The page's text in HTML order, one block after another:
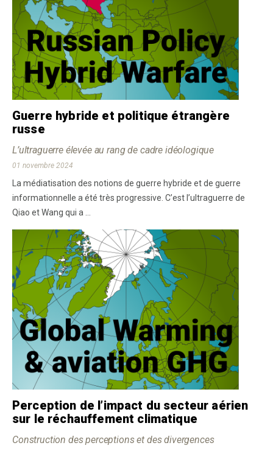
Guerre hybride et politique étrangère
russe
L’ultraguerre élevée au rang de cadre idéologique
01 novembre 2024
La médiatisation des notions de guerre hybride et de guerre
informationnelle a été très progressive. C’est l’ultraguerre de
Qiao et Wang qui a ...
Perception de l’impact du secteur aérien
sur le réchauffement climatique
Construction des perceptions et des divergences